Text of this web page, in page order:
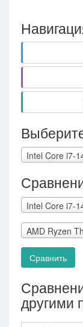
Intel Core i7-
Intel Core i7-
AMD Ryzen
Сравнить
другими